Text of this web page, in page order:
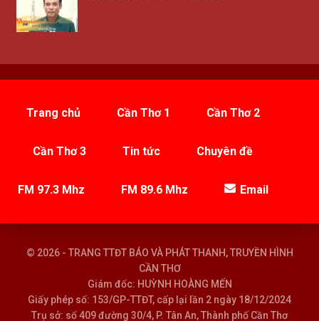
Trang chủ Cần Thơ 1 Cần Thơ 2
Cần Thơ 3 Tin tức Chuyên đề
FM 97.3 Mhz FM 89.6 Mhz Email
© 2026 - TRANG TTĐT BÁO VÀ PHÁT THANH, TRUYỀN HÌNH
CẦN THƠ
Giám đốc: HUỲNH HOÀNG MẾN
Giấy phép số: 153/GP-TTĐT, cấp lại lần 2 ngày 18/12/2024
Trụ sở: số 409 đường 30/4, P. Tân An, Thành phố Cần Thơ